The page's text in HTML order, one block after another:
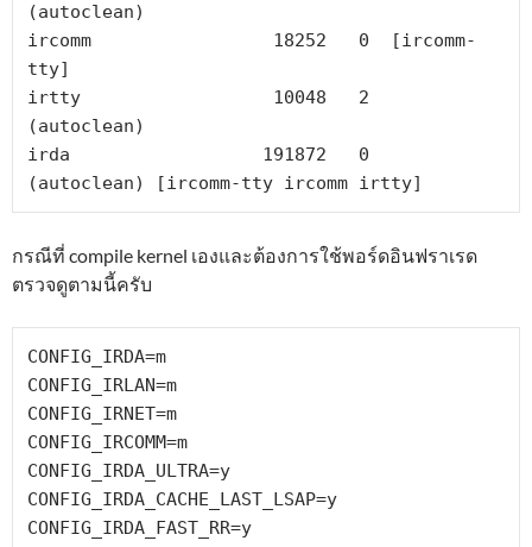
(autoclean)
ircomm                 18252   0  [ircomm-
tty]
irtty                  10048   2
(autoclean)
irda                  191872   0
(autoclean) [ircomm-tty ircomm irtty]
กรณีที่ compile kernel เองและต้องการใช้พอร์ดอินฟราเรด
ตรวจดูตามนี้ครับ
CONFIG_IRDA=m
CONFIG_IRLAN=m
CONFIG_IRNET=m
CONFIG_IRCOMM=m
CONFIG_IRDA_ULTRA=y
CONFIG_IRDA_CACHE_LAST_LSAP=y
CONFIG_IRDA_FAST_RR=y